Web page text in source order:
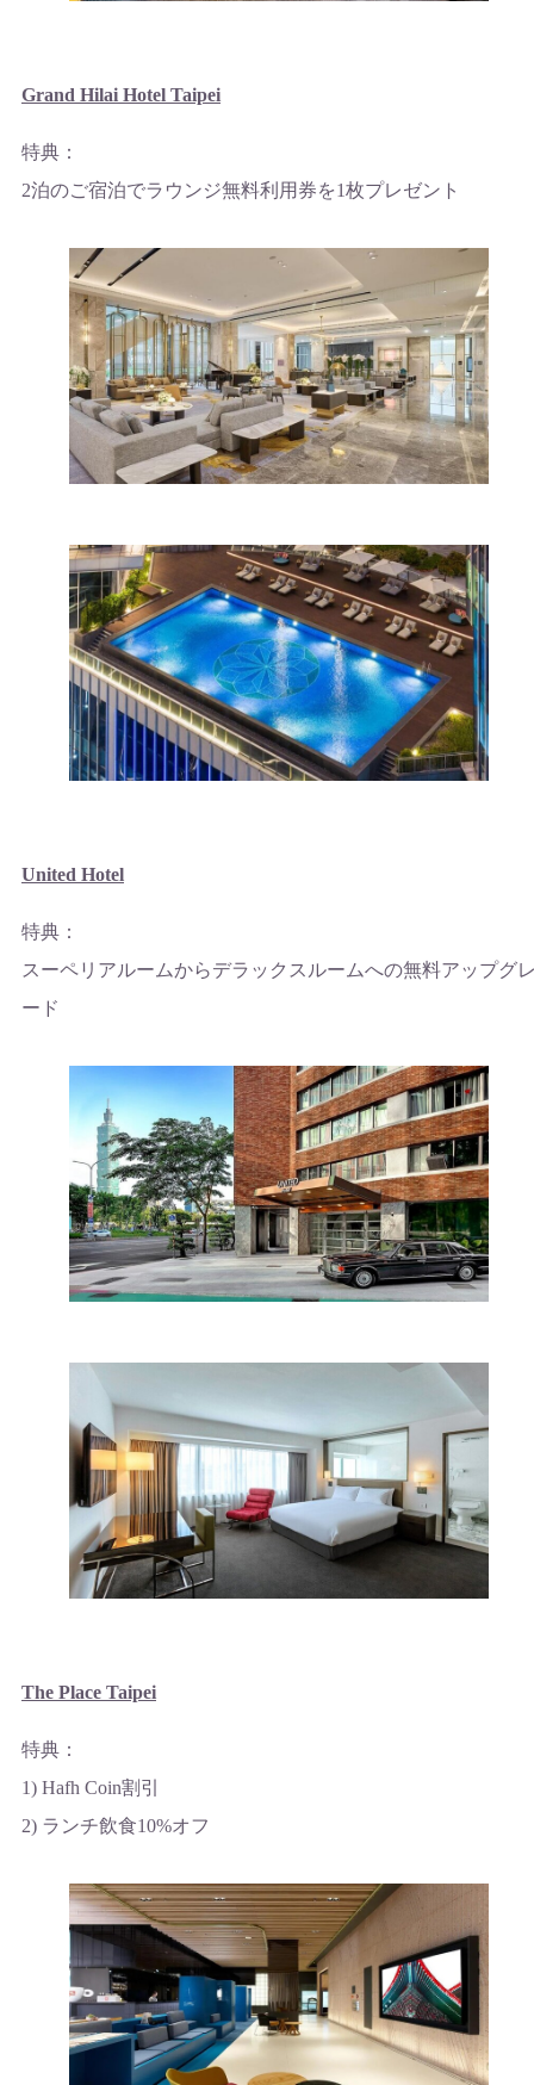
Grand Hilai Hotel Taipei
特典：
2泊のご宿泊でラウンジ無料利用券を1枚プレゼント
United Hotel
特典：
スーペリアルームからデラックスルームへの無料アップグ
ード
The Place Taipei
特典：
1) Hafh Coin割引
2) ランチ飲食10%オフ